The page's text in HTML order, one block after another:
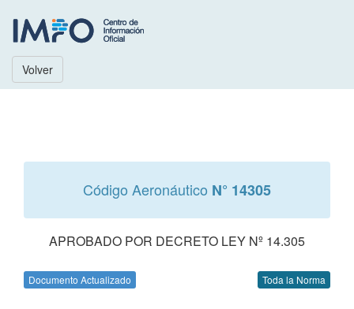
Volver
Código Aeronáutico N° 14305
APROBADO POR DECRETO LEY Nº 14.305
Documento Actualizado Toda la Norma